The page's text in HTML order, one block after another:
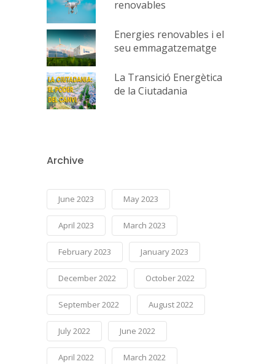
renovables
Energies renovables i el
seu emmagatzematge
La Transició Energètica
de la Ciutadania
Archive
June 2023 May 2023
April 2023 March 2023
February 2023 January 2023
December 2022 October 2022
September 2022 August 2022
July 2022 June 2022
April 2022 March 2022